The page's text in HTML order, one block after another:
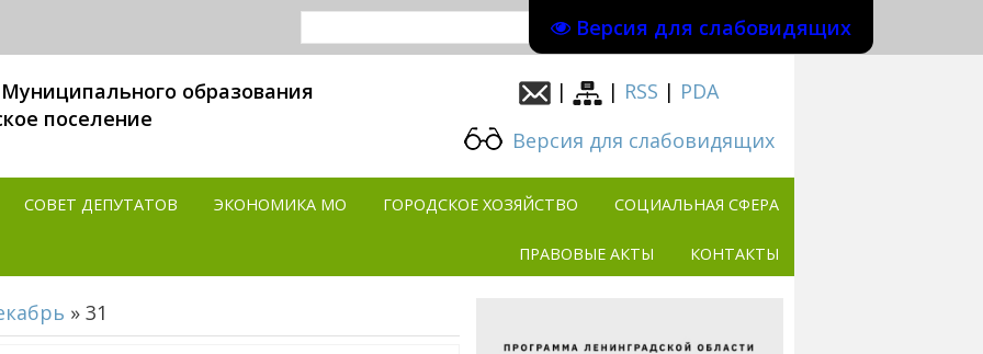
Версия для слабовидящих
образования
поселение
| | RSS | PDA
Версия для слабовидящих
СОВЕТ ДЕПУТАТОВ ЭКОНОМИКА MO ГОРОДСКОЕ ХОЗЯЙСТВО СОЦИАЛЬНАЯ СФЕРА
ПРАВОВЫЕ АКТЫ КОНТАКТЫ
» 31